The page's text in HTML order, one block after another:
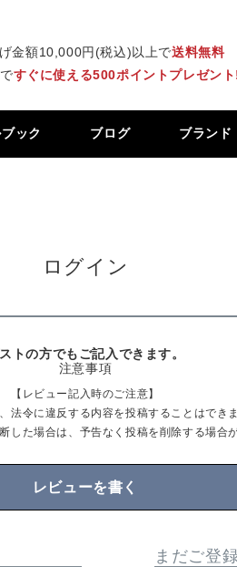
金額10,000円(税込)以上で送料無料
ですぐに使える500ポイントプレゼン
ック ブログ ブランド
ログイン
トの方でもご記入できます。
注意事項
【レビュー記入時のご注意】
法令に違反する内容を投稿することはでき
した場合は、予告なく投稿を削除する場合
レビューを書く
まだご登